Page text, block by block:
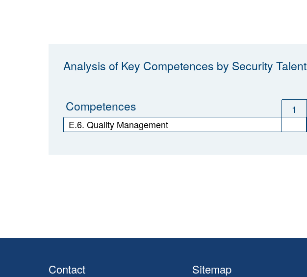
Analysis of Key Competences by Security Talent
Competences 1
E.6. Quality Management
Contact Sitemap